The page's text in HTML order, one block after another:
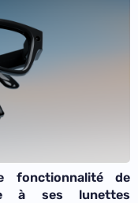
fonctionnalité de
à ses lunettes